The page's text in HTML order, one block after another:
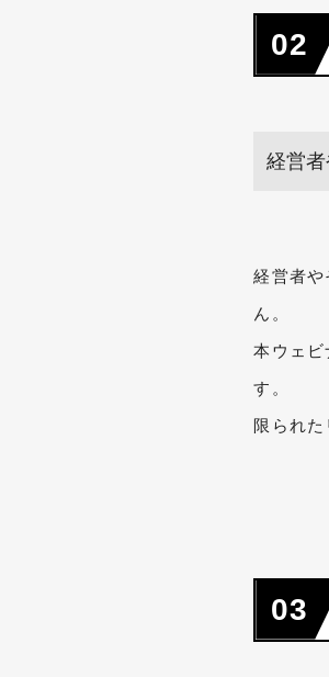
02
経営
経営者
ん。
本ウェビ
す。
限られ
03